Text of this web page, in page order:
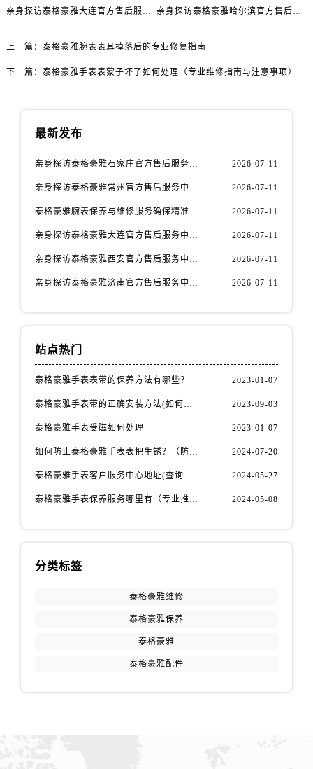
安徽省黄山市屯溪区黄山西路泰格豪雅售后服务中心（需提前预约）
安徽省宿州市埇桥区人民中路泰格豪雅售后服务中心（需提前预约）
江苏省常州市新北区龙锦路1590号现代传媒中心5号楼10层1008室泰格豪雅售后服务中心（需提前预约）
江苏省徐州市鼓楼区淮海东路29号苏宁广场IFC国际金融中心35层3508室泰格豪雅售后服务中心（需提前预约）
江苏省盐城市盐都区世纪大道5号盐城金融城写字楼1号楼16层1604室泰格豪雅售后服务中心（需提前预约）
山东省东营市东营区济南路泰格豪雅售后服务中心（需提前预约）
亲身探访泰格豪雅大连官方售后服务中心｜全新地址电话一览（2026年7月最新）
亲身探访泰格豪雅哈尔滨官方售后服务中心｜详细地址与售后电话（2026年7月最新）
上一篇： 泰格豪雅腕表表耳掉落后的专业修复指南
下一篇： 泰格豪雅手表表蒙子坏了如何处理（专业维修指南与注意事项）
最新发布
亲身探访泰格豪雅石家庄官方售后服务中心｜全新官方服务电话与地址（2026年7月最新） 2026-07-11
亲身探访泰格豪雅常州官方售后服务中心｜热线电话与网点地址（2026年7月最新） 2026-07-11
泰格豪雅腕表保养与维修服务确保精准运行权威公示（2026年7月最新） 2026-07-11
亲身探访泰格豪雅大连官方售后服务中心｜全新地址及服务热线（2026年7月最新） 2026-07-11
亲身探访泰格豪雅西安官方售后服务中心｜全新地址和售后电话（2026年7月最新） 2026-07-11
亲身探访泰格豪雅济南官方售后服务中心｜网点地址及官方服务电话（2026年7月最新） 2026-07-11
站点热门
泰格豪雅手表表带的保养方法有哪些？ 2023-01-07
泰格豪雅手表带的正确安装方法(如何避免手表带掉落) 2023-09-03
泰格豪雅手表受磁如何处理 2023-01-07
如何防止泰格豪雅手表表把生锈？（防锈秘籍大公开） 2024-07-20
泰格豪雅手表客户服务中心地址(查询指南) 2024-05-27
泰格豪雅手表保养服务哪里有（专业推荐） 2024-05-08
分类标签
泰格豪雅维修
泰格豪雅保养
泰格豪雅
泰格豪雅配件